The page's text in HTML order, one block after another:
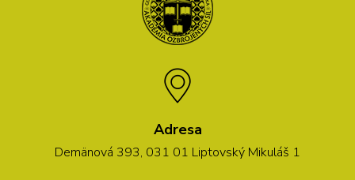
Adresa
Demänová 393, 031 01 Liptovský Mikuláš 1